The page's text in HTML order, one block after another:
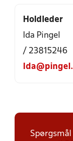
Holdleder
Ida Pingel
/ 23815246